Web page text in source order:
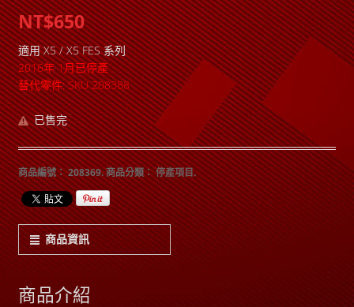
NT$650
適用 X5 / X5 FES 系列
2016年 1月已停產
替代零件: SKU 208388
已售完
商品編號：208369.商品分類：停產項目.
商品資訊
商品介紹